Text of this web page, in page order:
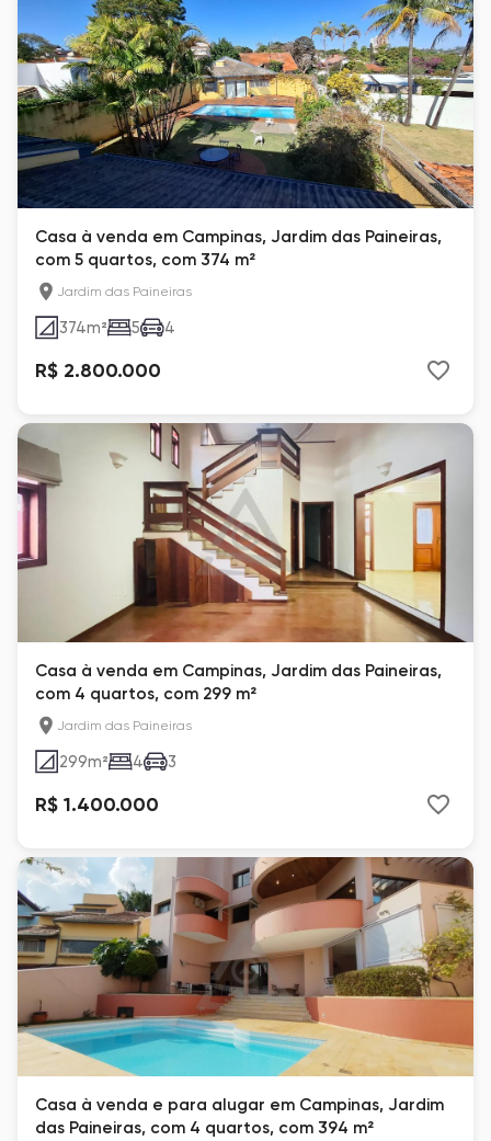
Casa à venda em Campinas, Jardim das Paineiras,
com 5 quartos, com 374 m²
Jardim das Paineiras
374m² 5 4
R$ 2.800.000
Casa à venda em Campinas, Jardim das Paineiras,
com 4 quartos, com 299 m²
Jardim das Paineiras
299m² 4 3
R$ 1.400.000
Casa à venda e para alugar em Campinas, Jardim
das Paineiras, com 4 quartos, com 394 m²